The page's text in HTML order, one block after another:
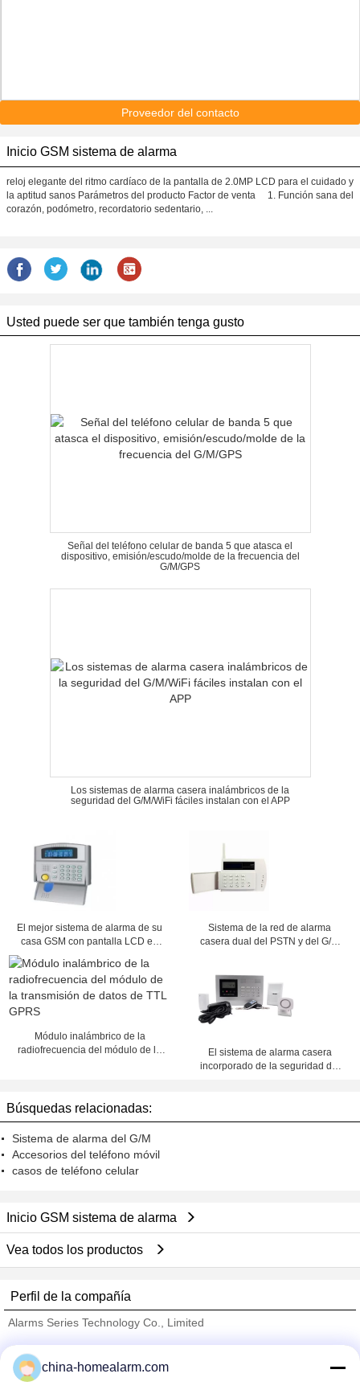
Proveedor del contacto
Inicio GSM sistema de alarma
reloj elegante del ritmo cardíaco de la pantalla de 2.0MP LCD para el cuidado y
la aptitud sanos Parámetros del producto Factor de venta 1. Función sana del
corazón, podómetro, recordatorio sedentario, ...
Usted puede ser que también tenga gusto
Señal del teléfono celular de banda 5 que atasca el
dispositivo, emisión/escudo/molde de la frecuencia del
G/M/GPS
Los sistemas de alarma casera inalámbricos de la
seguridad del G/M/WiFi fáciles instalan con el APP
El mejor sistema de alarma de su
casa GSM con pantalla LCD en
Sistema de la red de alarma
casera dual del PSTN y del G/M
Módulo inalámbrico de la
radiofrecuencia del módulo de la
El sistema de alarma casera
incorporado de la seguridad del
Búsquedas relacionadas:
Sistema de alarma del G/M
Accesorios del teléfono móvil
casos de teléfono celular
Inicio GSM sistema de alarma
Vea todos los productos
Perfil de la compañía
Alarms Series Technology Co., Limited
Trust Seal
Verified Suplier
china-homealarm.com